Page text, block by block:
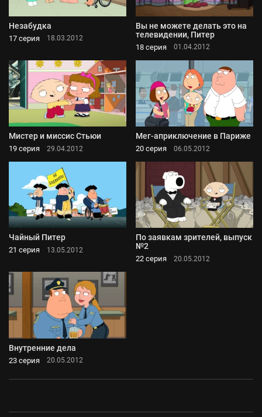
Незабудка
17 серия 18.03.2012
Вы не можете делать это на
телевидении, Питер
18 серия 01.04.2012
Мистер и миссис Стьюи
19 серия 29.04.2012
Мег-априключение в Париже
20 серия 06.05.2012
Чайный Питер
21 серия 13.05.2012
По заявкам зрителей, выпуск
№2
22 серия 20.05.2012
Внутренние дела
23 серия 20.05.2012